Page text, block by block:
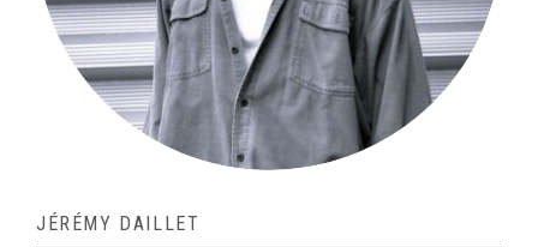
JÉRÉMY DAILLET